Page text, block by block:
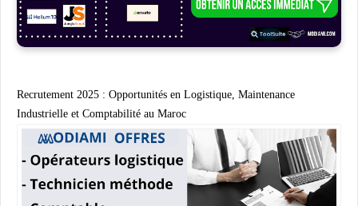
Recrutement 2025 : Opportunités en Logistique, Maintenance
Industrielle et Comptabilité au Maroc